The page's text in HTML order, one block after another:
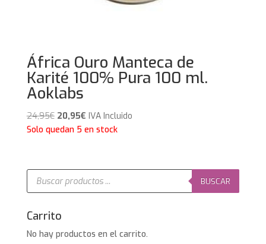
África Ouro Manteca de
Karité 100% Pura 100 ml.
Aoklabs
24,95€ El
precio
24,95€.
20,95€El
precio
20,95€.
IVA Incluido
Solo quedan 5 en stock
Búsqueda
productos
BUSCAR
Carrito
No hay productos en el carrito.